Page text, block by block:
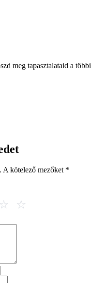
meg tapasztalataid a többi
A kötelező mezőket *